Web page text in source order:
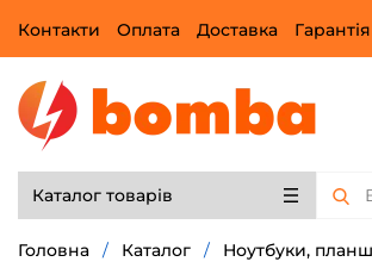
Контакти Оплата Доставка Гарантія
Каталог товарів
Головна / Каталог / Ноутбуки,